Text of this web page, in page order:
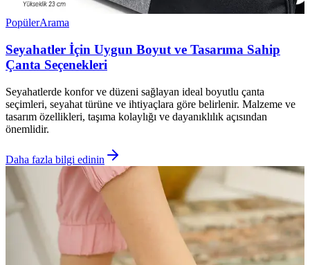
PopülerArama
Seyahatler İçin Uygun Boyut ve Tasarıma Sahip
Çanta Seçenekleri
Seyahatlerde konfor ve düzeni sağlayan ideal boyutlu çanta
seçimleri, seyahat türüne ve ihtiyaçlara göre belirlenir. Malzeme ve
tasarım özellikleri, taşıma kolaylığı ve dayanıklılık açısından
önemlidir.
Daha fazla bilgi edinin